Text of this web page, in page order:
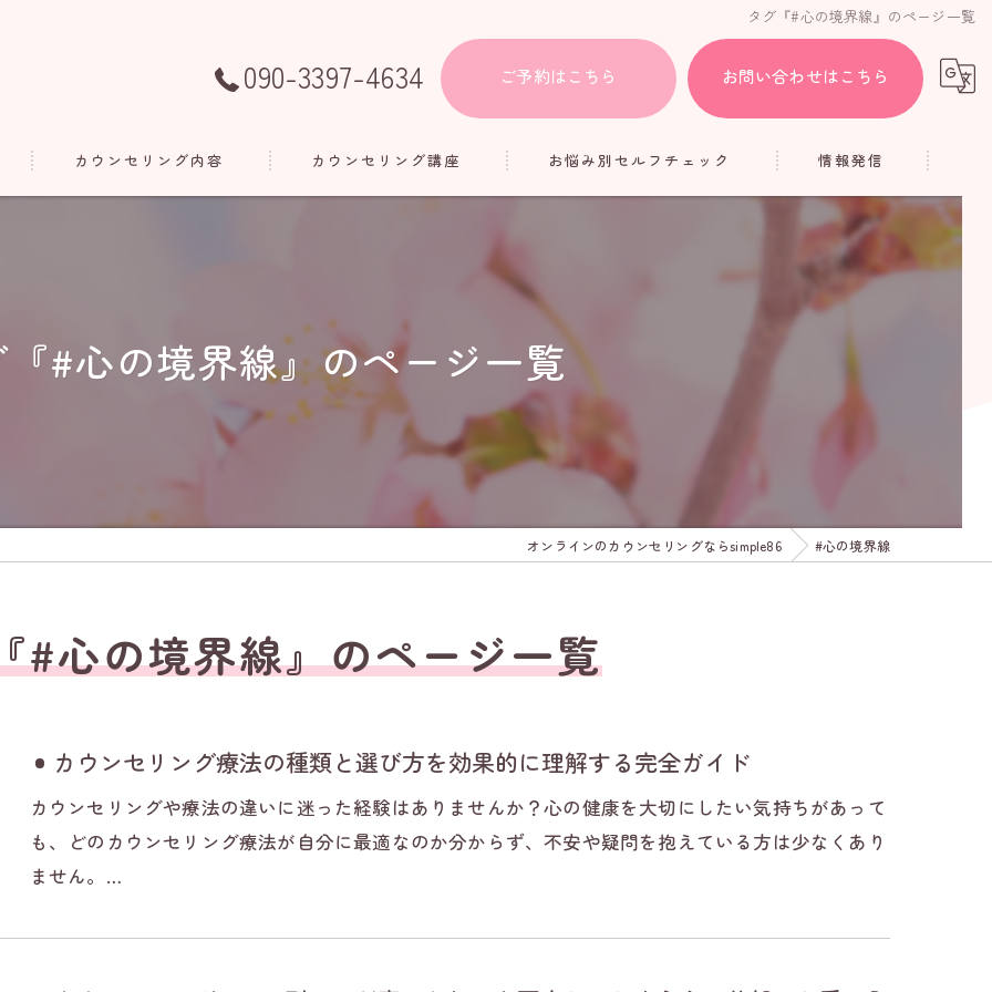
タグ『#心の境界線』のページ一覧
090-3397-4634 ご予約はこちら お問い合わせはこちら
カウンセリング内容 カウンセリング講座 お悩み別セルフチェック
人間関係
アダルトチルドレン
メンタル
情報発信
ブログ
コラム
#心の境界線』のページ一覧
オンラインのカウンセリングならsimple86 #心の境界線
#心の境界線』のページ一覧
カウンセリング療法の種類と選び方を効果的に理解する完全ガイド
カウンセリングや療法の違いに迷った経験はありませんか？心の健康を大切にしたい気持ちがあって
も、どのカウンセリング療法が自分に最適なのか分からず、不安や疑問を抱えている方は少なくあり
ません。…